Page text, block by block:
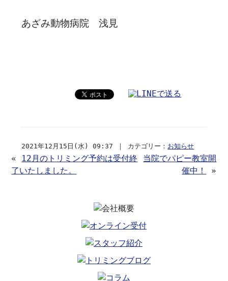
あざみ動物病院 浅見
2021年12月15日(水) 09:37 ｜ カテゴリー： お知らせ
« 12月のトリミング予約は受付終
了いたしました。
当院でパピー教室開
催中！
»